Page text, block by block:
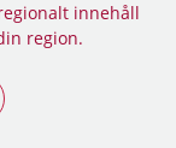
innehåll
region.